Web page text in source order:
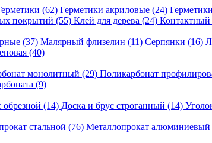
(62) Герметики акриловые (24)
покрытий (55) Клей для дерева (24) Контактный
(37) Малярный флизелин (11) Серпянки (16)
(40)
монолитный (29) Поликарбонат
(9)
обрезной (14) Доска и брус строганный (14)
стальной (76) Металлопрокат алюминиевый